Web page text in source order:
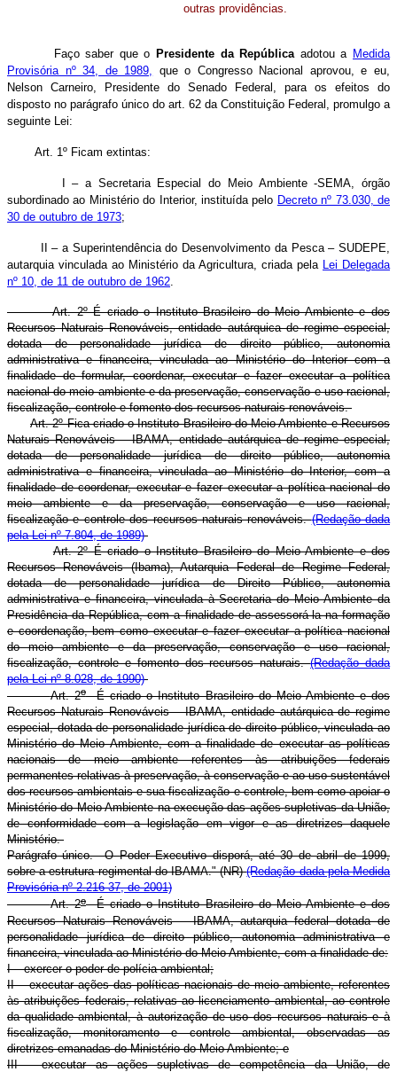
outras providências.
Faço saber que oPresidente da República adotou a Medida
Provisória nº 34, de 1989,
que o Congresso Nacional aprovou, e eu,
Nelson Carneiro, Presidente do Senado Federal, para os efeitos do
disposto no parágrafo único do art. 62 da Constituição Federal, promulgo a
seguinte Lei:
Art. 1º Ficam extintas:
I – a Secretaria Especial do Meio Ambiente -SEMA, órgão
subordinado ao Ministério do Interior, instituída pelo Decreto nº 73.030, de
30 de outubro de 1973;
II – a Superintendência do Desenvolvimento da Pesca – SUDEPE,
autarquia vinculada ao Ministério da Agricultura, criada pela Lei Delegada
nº 10, de 11 de outubro de 1962
Art. 2º É criado o Instituto Brasileiro do Meio Ambiente e dos
Recursos Naturais Renováveis, entidade autárquica de regime especial,
dotada de personalidade jurídica de direito público, autonomia
administrativa e financeira, vinculada ao Ministério do Interior com a
finalidade de formular, coordenar, executar e fazer executar a política
nacional do meio ambiente e da preservação, conservação e uso racional,
fiscalização, controle e fomento dos recursos naturais renováveis.
Art. 2º Fica criado o Instituto Brasileiro do Meio Ambiente e Recursos
Naturais Renováveis – IBAMA, entidade autárquica de regime especial,
dotada de personalidade jurídica de direito público, autonomia
administrativa e financeira, vinculada ao Ministério do Interior, com a
finalidade de coordenar, executar e fazer executar a política nacional do
meio ambiente e da preservação, conservação e uso racional,
fiscalização e controle dos recursos naturais renováveis.(Redação dada
pela Lei nº 7.804, de 1989)
Art. 2º É criado o Instituto Brasileiro do Meio Ambiente e dos
Recursos Renováveis (Ibama), Autarquia Federal de Regime Federal,
dotada de personalidade jurídica de Direito Público, autonomia
administrativa e financeira, vinculada à Secretaria do Meio Ambiente da
Presidência da República, com a finalidade de assessorá-la na formação
e coordenação, bem como executar e fazer executar a política nacional
do meio ambiente e da preservação, conservação e uso racional,
fiscalização, controle e fomento dos recursos naturais.(Redação dada
pela Lei nº 8.028, de 1990)
Art. 2oÉ criado o Instituto Brasileiro do Meio Ambiente e dos
Recursos Naturais Renováveis – IBAMA, entidade autárquica de regime
especial, dotada de personalidade jurídica de direito público, vinculada ao
Ministério do Meio Ambiente, com a finalidade de executar as políticas
nacionais de meio ambiente referentes às atribuições federais
permanentes relativas à preservação, à conservação e ao uso sustentável
dos recursos ambientais e sua fiscalização e controle, bem como apoiar o
Ministério do Meio Ambiente na execução das ações supletivas da União,
de conformidade com a legislação em vigor e as diretrizes daquele
Ministério.
Parágrafo único. O Poder Executivo disporá, até 30 de abril de 1999,
sobre a estrutura regimental do IBAMA." (NR)(Redação dada pela Medida
Provisória nº 2.216-37, de 2001)
Art. 2oÉ criado o Instituto Brasileiro do Meio Ambiente e dos
Recursos Naturais Renováveis – IBAMA, autarquia federal dotada de
personalidade jurídica de direito público, autonomia administrativa e
financeira, vinculada ao Ministério do Meio Ambiente, com a finalidade de:
I – exercer o poder de polícia ambiental;
II – executar ações das políticas nacionais de meio ambiente, referentes
às atribuições federais, relativas ao licenciamento ambiental, ao controle
da qualidade ambiental, à autorização de uso dos recursos naturais e à
fiscalização, monitoramento e controle ambiental, observadas as
diretrizes emanadas do Ministério do Meio Ambiente; e
III – executar as ações supletivas de competência da União, de